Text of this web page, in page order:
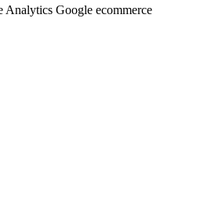
Analytics Google ecommerce